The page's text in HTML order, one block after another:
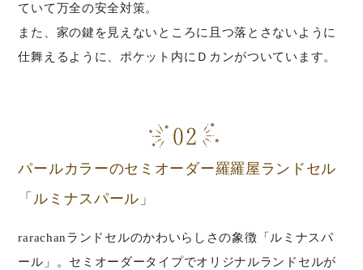
ていて万全の安全対策。
また、家の鍵を見えないところに且つ落とさないように
仕舞えるように、ポケット内にＤカンがついています。
パールカラーのセミオーダー羅羅屋ランドセル
「ルミナスパール」
rarachanランドセルのかわいらしさの象徴「ルミナスパ
ール」。セミオーダータイプでオリジナルランドセルが